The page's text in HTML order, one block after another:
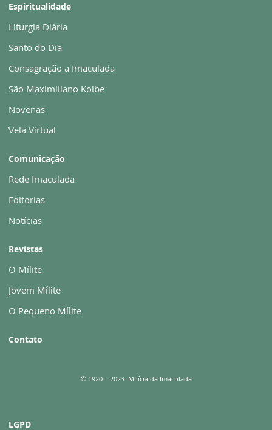
Espiritualidade
Liturgia Diária
Santo do Dia
Consagração a Imaculada
São Maximiliano Kolbe
Novenas
Vela Virtual
Comunicação
Rede Imaculada
Editorias
Notícias
Revistas
O Mílite
Jovem Mílite
O Pequeno Mílite
Contato
© 1920 – 2023. Milícia da Imaculada
LGPD